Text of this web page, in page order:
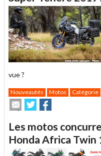
vue ?
Nouveautés Motos Catégorie
Envoyer
cet
à
un
ami
Partager
sur
sur
Les motos
Honda Africa Twin